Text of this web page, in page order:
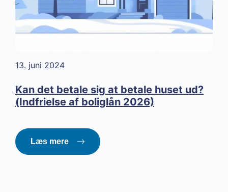
13. juni 2024
Kan det betale sig at betale huset ud?
(Indfrielse af boliglån 2026)
Læs mere